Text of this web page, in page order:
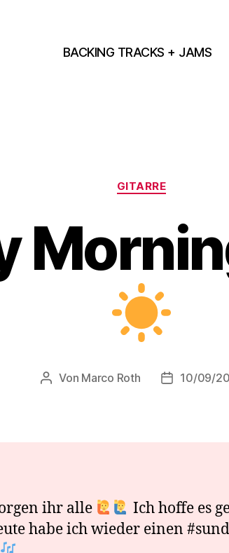
BACKING TRACKS + JAMS
Kategorien
GITARRE
Beitragsautor
Von Marco Roth 10/09/
ihr alle
Ich hoffe es
habe ich wieder einen